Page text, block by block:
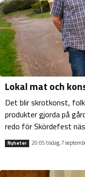
Lokal mat och
Det blir skrotkonst,
produkter gjorda på
redo för Skördefest
Nyheter 20:05 tisdag, 7